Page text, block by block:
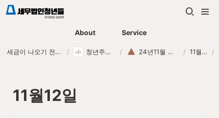
About Service
세금이 나오기 전에, 먼저 연락하는 세무법인 / 청년주니어 교육 / 24년11월 청년주니어 / 11월12일 /
11월12일